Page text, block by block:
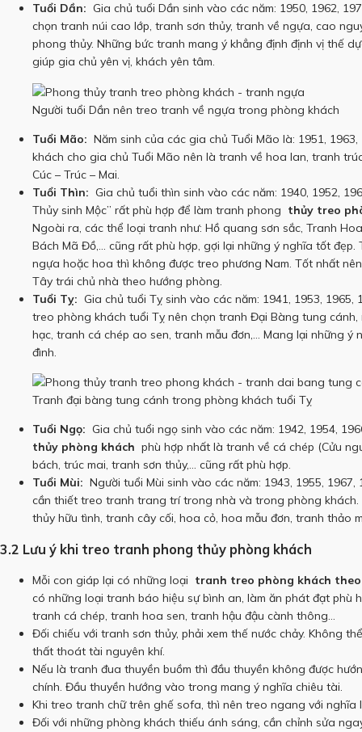
Tuổi Dần: Gia chủ tuổi Dần sinh vào các năm: 1950, 1962,
chọn tranh núi cao lớp, tranh sơn thủy, tranh về ngựa, cao
phong thủy. Những bức tranh mang ý khẳng định định vị thế
giúp gia chủ yên vị, khách yên tâm.
Người tuổi Dần nên treo tranh về ngựa trong phòng khách
Tuổi Mão: Năm sinh của các gia chủ Tuổi Mão là: 1951,
khách cho gia chủ Tuổi Mão nên là tranh về hoa lan, tranh
Cúc – Trúc – Mai.
Tuổi Thìn: Gia chủ tuổi thìn sinh vào các năm: 1940, 1952,
Thủy sinh Mộc” rất phù hợp để làm tranh phong thủy treo
Ngoài ra, các thể loại tranh như: Hồ quang sơn sắc, Tranh
Bách Mã Đồ,… cũng rất phù hợp, gợi lại những ý nghĩa tốt đẹp.
ngựa hoặc hoa thì không được treo phương Nam. Tốt nhất
Tây trái chủ nhà theo hướng phòng.
Tuổi Tỵ: Gia chủ tuổi Tỵ sinh vào các năm: 1941, 1953, 1965,
treo phòng khách tuổi Tỵ nên chọn tranh Đại Bàng tung
hạc, tranh cá chép ao sen, tranh mẫu đơn,… Mang lại những
đình.
Tranh đại bàng tung cánh trong phòng khách tuổi Tỵ
Tuổi Ngọ: Gia chủ tuổi ngọ sinh vào các năm: 1942, 1954,
thủy phòng khách phù hợp nhất là tranh về cá chép (Cửu
bách, trúc mai, tranh sơn thủy,… cũng rất phù hợp.
Tuổi Mùi: Người tuổi Mùi sinh vào các năm: 1943, 1955,
cần thiết treo tranh trang trí trong nhà và trong phòng khách.
thủy hữu tình, tranh cây cối, hoa cỏ, hoa mẫu đơn, tranh thảo
3.2 Lưu ý khi treo tranh phong thủy phòng khách
Mỗi con giáp lại có những loại tranh treo phòng khách
có những loại tranh báo hiệu sự bình an, làm ăn phát đạt phù
tranh cá chép, tranh hoa sen, tranh hậu đậu cành thông…
Đối chiếu với tranh sơn thủy, phải xem thế nước chảy. Không
thất thoát tài nguyên khí.
Nếu là tranh đua thuyền buồm thì đầu thuyền không được
chính. Đầu thuyền hướng vào trong mang ý nghĩa chiêu tài.
Khi treo tranh chữ trên ghế sofa, thì nên treo ngang với nghĩa
Đối với những phòng khách thiếu ánh sáng, cần chỉnh sửa